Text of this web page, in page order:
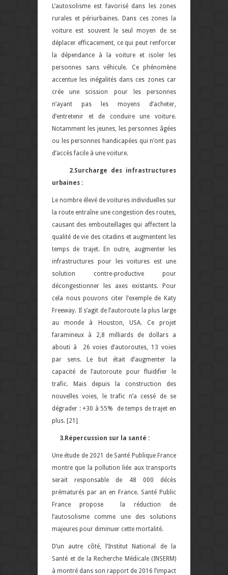
L’autosolisme est favorisé dans les zones
rurales et périurbaines. Dans ces zones la
voiture est souvent le seul moyen de se
déplacer efficacement, ce qui peut renforcer
la dépendance à la voiture et isoler les
personnes sans véhicule. Ce phénomène
accentue les inégalités dans ces zones car
crée une scission pour les personnes
n’ayant pas les moyens d’acheter,
d’entretenir et de conduire une voiture.
Notamment les jeunes, les personnes âgées
ou les personnes handicapées qui n’ont pas
d’accès facile à une voiture.
2.Surcharge des infrastructures
urbaines :
Le nombre élevé de voitures individuelles sur
la route entraîne une congestion des routes,
causant des embouteillages qui affectent la
qualité de vie des citadins et augmentent les
temps de trajet. En outre, augmenter les
infrastructures pour les voitures est une
solution contre-productive pour
décongestionner les axes existants. Pour
cela nous pouvons citer l’exemple de Katy
Freeway. Il s’agit de l’autoroute la plus large
au monde à Houston, USA. Ce projet
faramineux à 2,8 milliards de dollars a
abouti à 26 voies d’autoroutes, 13 voies
par sens. Le but était d’augmenter la
capacité de l’autoroute pour fluidifier le
trafic. Mais depuis la construction des
nouvelles voies, le trafic n’a cessé de se
dégrader : +30 à 55% de temps de trajet en
plus. [21]
3.Répercussion sur la santé :
Une étude de 2021 de Santé Publique France
montre que la pollution liée aux transports
serait responsable de 48 000 décès
prématurés par an en France. Santé Public
France propose la réduction de
l’autosolisme comme une des solutions
majeures pour diminuer cette mortalité.
D’un autre côté, l’Institut National de la
Santé et de la Recherche Médicale (INSERM)
à montré dans son rapport de 2016 l’impact